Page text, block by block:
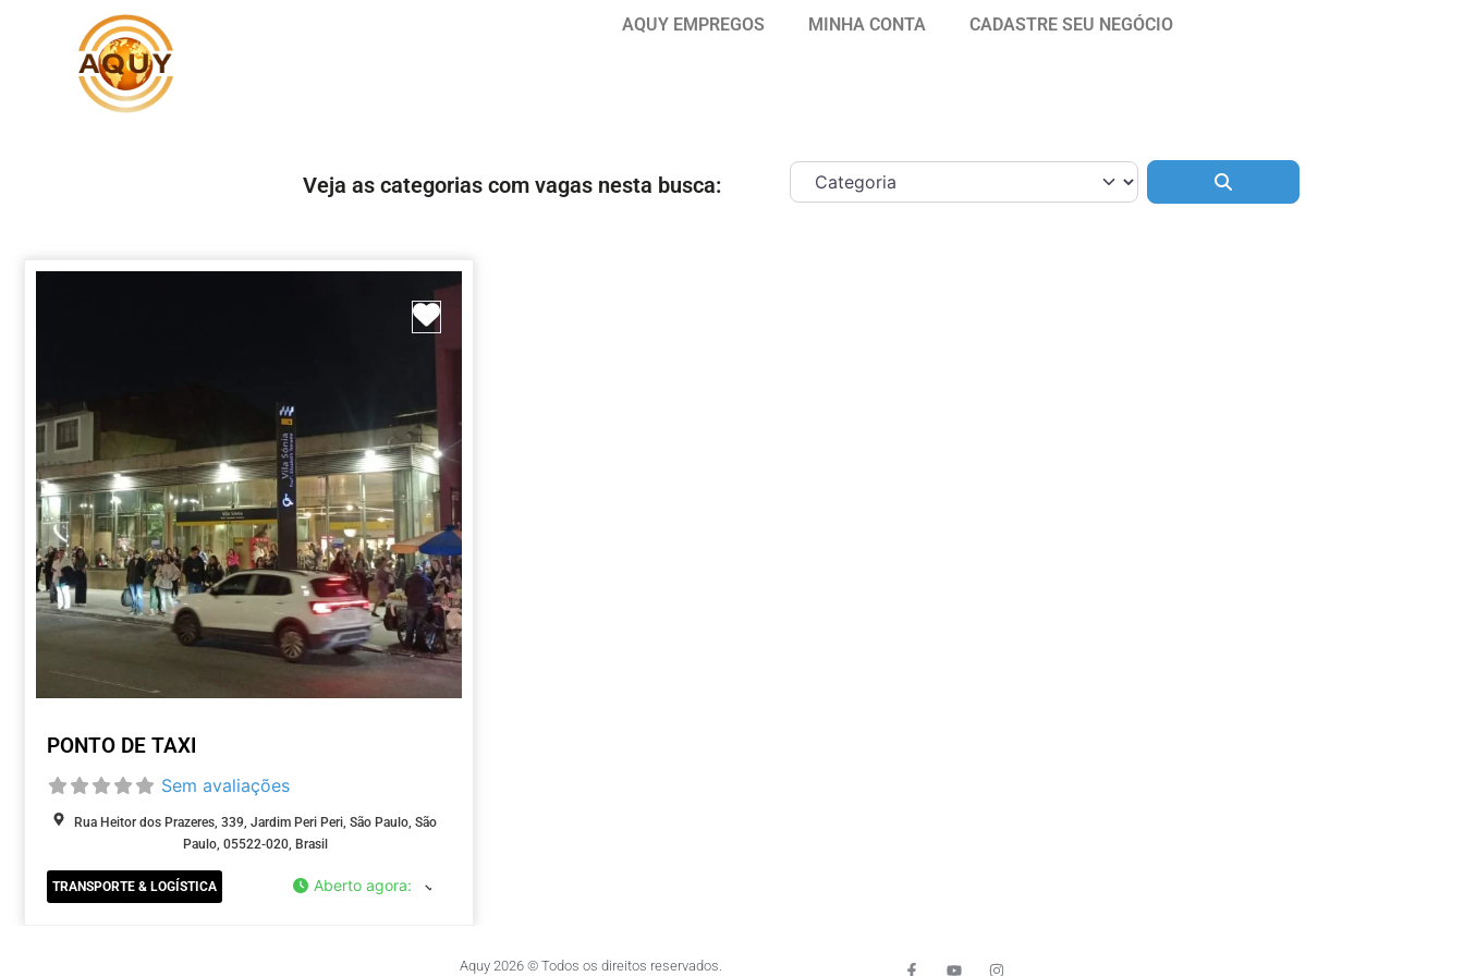
AQUY EMPREGOS MINHA CONTA CADASTRE SEU NEGÓCIO
Veja as categorias com vagas nesta busca:
Marcar como Favorito
PONTO DE TAXI
Sem avaliações
Rua Heitor dos Prazeres, 339, Jardim Peri Peri, São Paulo, São
Paulo, 05522-020, Brasil
TRANSPORTE & LOGÍSTICA Aberto agora:
Aquy 2026 © Todos os direitos reservados.